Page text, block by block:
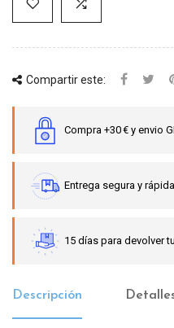
Compartir este:
Compra +30 € y envio
Entrega segura y
15 días para devolver
Descripción